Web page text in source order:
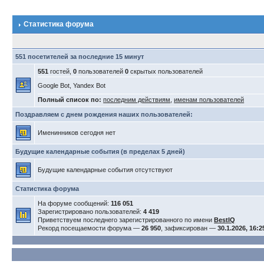
Статистика форума
551 посетителей за последние 15 минут
551 гостей,0 пользователей0 скрытых пользователей
Google Bot, Yandex Bot
Полный список по: последним действиям ,именам пользователей
Поздравляем с днем рождения наших пользователей:
Именинников сегодня нет
Будущие календарные события (в пределах 5 дней)
Будущие календарные события отсутствуют
Статистика форума
На форуме сообщений:116 051
Зарегистрировано пользователей:4 419
Приветствуем последнего зарегистрированного по имениBestIQ
Рекорд посещаемости форума —26 950 , зафиксирован —30.1.2026,